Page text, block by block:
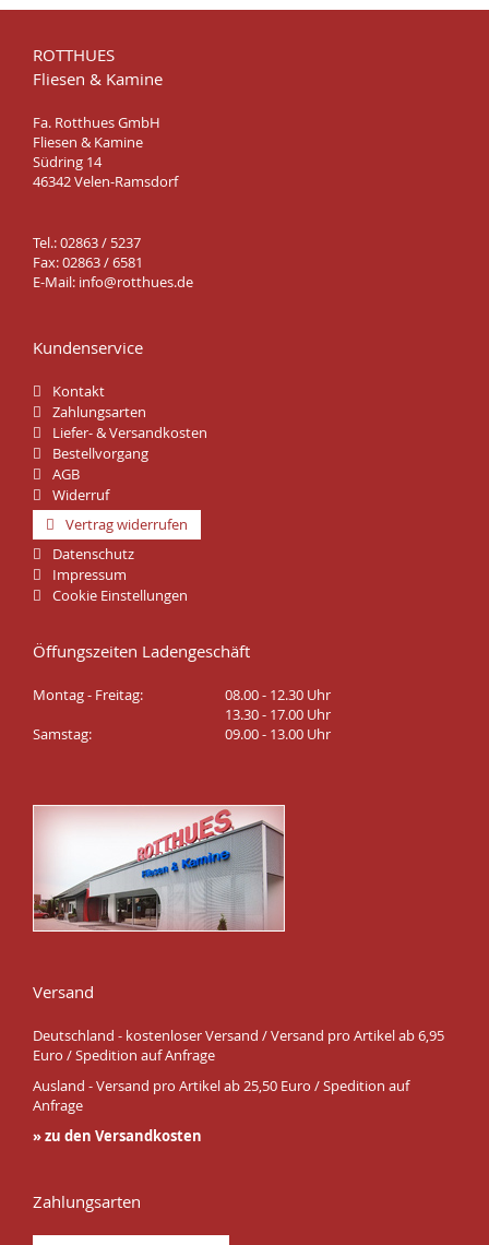
ROTTHUES
Fliesen & Kamine
Fa. Rotthues GmbH
Fliesen & Kamine
Südring 14
46342 Velen-Ramsdorf
Tel.: 02863 / 5237
Fax: 02863 / 6581
E-Mail: info@rotthues.de
Kundenservice
Kontakt
Zahlungsarten
Liefer- & Versandkosten
Bestellvorgang
AGB
Widerruf
Vertrag widerrufen
Datenschutz
Impressum
Cookie Einstellungen
Öffungszeiten Ladengeschäft
Montag - Freitag:
08.00 - 12.30 Uhr
13.30 - 17.00 Uhr
Samstag:
09.00 - 13.00 Uhr
Versand
Deutschland - kostenloser Versand / Versand pro Artikel ab 6,95
Euro / Spedition auf Anfrage
Ausland - Versand pro Artikel ab 25,50 Euro / Spedition auf
Anfrage
» zu den Versandkosten
Zahlungsarten